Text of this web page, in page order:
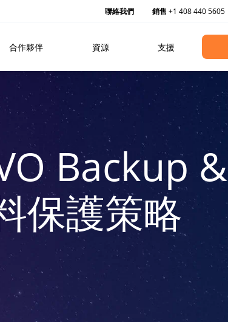
聯絡我們 銷售 +1 408 440 5605
合作夥伴 資源 支援
Backup &
保護策略